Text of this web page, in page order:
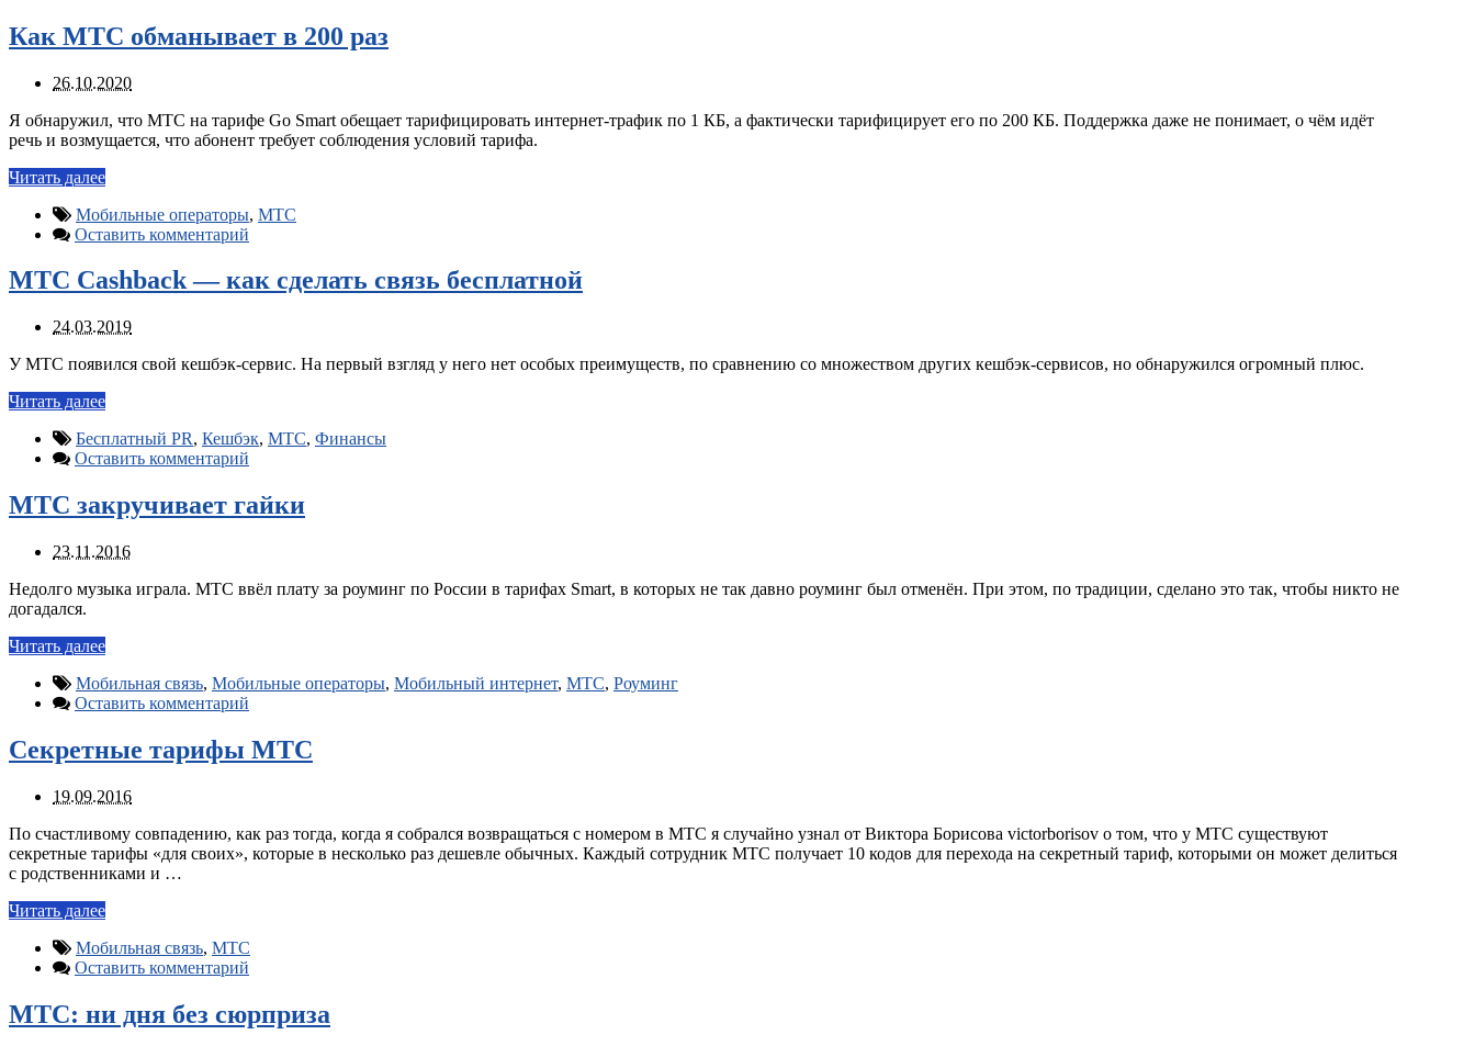
Как МТС обманывает в 200 раз
26.10.2020
Я обнаружил, что МТС на тарифе Go Smart обещает тарифицировать интернет-трафик по 1 КБ, а фактически тарифицирует его по 200 КБ. Поддержка даже не понимает, о чём идёт
речь и возмущается, что абонент требует соблюдения условий тарифа.
Читать далее
Мобильные операторы, МТС
Оставить комментарий
МТС Cashback — как сделать связь бесплатной
24.03.2019
У МТС появился свой кешбэк-сервис. На первый взгляд у него нет особых преимуществ, по сравнению со множеством других кешбэк-сервисов, но обнаружился огромный плюс.
Читать далее
Бесплатный PR, Кешбэк, МТС, Финансы
Оставить комментарий
МТС закручивает гайки
23.11.2016
Недолго музыка играла. МТС ввёл плату за роуминг по России в тарифах Smart, в которых не так давно роуминг был отменён. При этом, по традиции, сделано это так, чтобы никто не
догадался.
Читать далее
Мобильная связь, Мобильные операторы, Мобильный интернет, МТС, Роуминг
Оставить комментарий
Секретные тарифы МТС
19.09.2016
По счастливому совпадению, как раз тогда, когда я собрался возвращаться с номером в МТС я случайно узнал от Виктора Борисова victorborisov о том, что у МТС существуют
секретные тарифы «для своих», которые в несколько раз дешевле обычных. Каждый сотрудник МТС получает 10 кодов для перехода на секретный тариф, которыми он может делиться
с родственниками и …
Читать далее
Мобильная связь, МТС
Оставить комментарий
МТС: ни дня без сюрприза